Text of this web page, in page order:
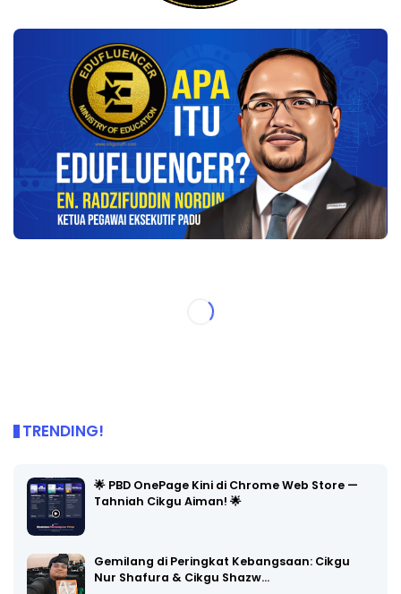
TRENDING!
🌟 PBD OnePage Kini di Chrome Web Store —
Tahniah Cikgu Aiman! 🌟
Gemilang di Peringkat Kebangsaan: Cikgu
Nur Shafura & Cikgu Shazw…